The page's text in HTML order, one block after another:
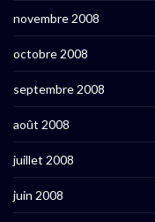
novembre 2008
octobre 2008
septembre 2008
août 2008
juillet 2008
juin 2008